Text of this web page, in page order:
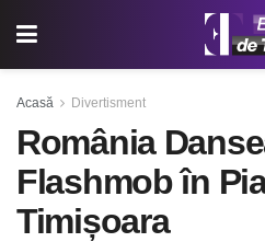
Acasă Divertisment
România
Flashmob în
Timișoara